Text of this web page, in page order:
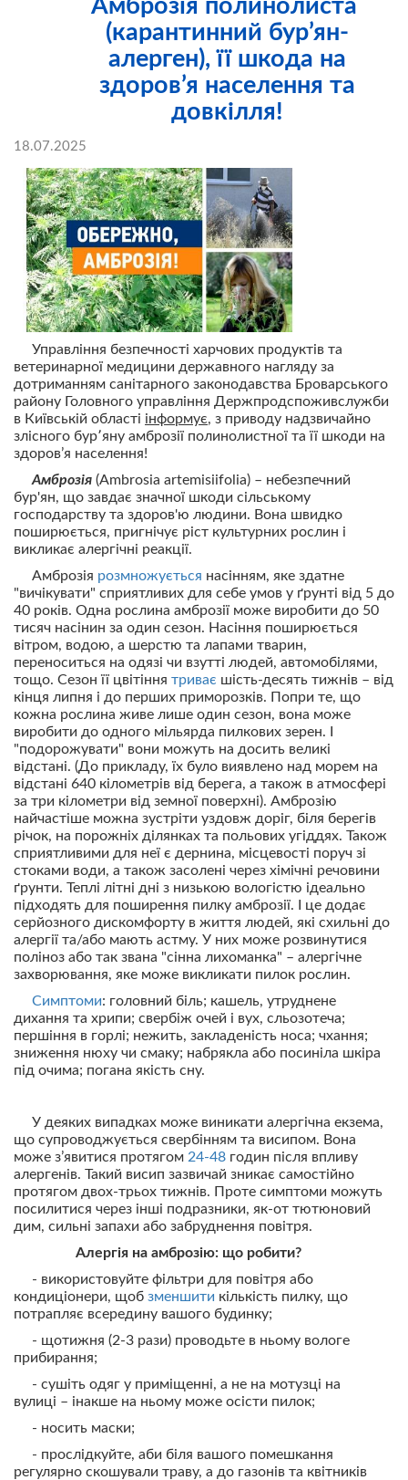
Амброзія полинолиста
(карантинний бур’ян-
алерген), її шкода на
здоров’я населення та
довкілля!
18.07.2025
Управління безпечності харчових продуктів та
ветеринарної медицини державного нагляду за
дотриманням санітарного законодавства Броварського
району Головного управління Держпродспоживслужби
в Київській області інформує, з приводу надзвичайно
злісного бур՚яну амброзії полинолистної та її шкоди на
здоров’я населення!
Амброзія (Ambrosia artemisiifolia) – небезпечний
бур'ян, що завдає значної шкоди сільському
господарству та здоров'ю людини. Вона швидко
поширюється, пригнічує ріст культурних рослин і
викликає алергічні реакції.
Амброзія розмножується насінням, яке здатне
"вичікувати" сприятливих для себе умов у ґрунті від 5 до
40 років. Одна рослина амброзії може виробити до 50
тисяч насінин за один сезон. Насіння поширюється
вітром, водою, а шерстю та лапами тварин,
переноситься на одязі чи взутті людей, автомобілями,
тощо. Сезон її цвітіння триває шість-десять тижнів – від
кінця липня і до перших приморозків. Попри те, що
кожна рослина живе лише один сезон, вона може
виробити до одного мільярда пилкових зерен. І
"подорожувати" вони можуть на досить великі
відстані. (До прикладу, їх було виявлено над морем на
відстані 640 кілометрів від берега, а також в атмосфері
за три кілометри від земної поверхні). Амброзію
найчастіше можна зустріти уздовж доріг, біля берегів
річок, на порожніх ділянках та польових угіддях. Також
сприятливими для неї є дернина, місцевості поруч зі
стоками води, а також засолені через хімічні речовини
ґрунти. Теплі літні дні з низькою вологістю ідеально
підходять для поширення пилку амброзії. І це додає
серйозного дискомфорту в життя людей, які схильні до
алергії та/або мають астму. У них може розвинутися
поліноз або так звана "сінна лихоманка" – алергічне
захворювання, яке може викликати пилок рослин.
Симптоми: головний біль; кашель, утруднене
дихання та хрипи; свербіж очей і вух, сльозотеча;
першіння в горлі; нежить, закладеність носа; чхання;
зниження нюху чи смаку; набрякла або посиніла шкіра
під очима; погана якість сну.
У деяких випадках може виникати алергічна екзема,
що супроводжується свербінням та висипом. Вона
може з’явитися протягом 24-48 годин після впливу
алергенів. Такий висип зазвичай зникає самостійно
протягом двох-трьох тижнів. Проте симптоми можуть
посилитися через інші подразники, як-от тютюновий
дим, сильні запахи або забруднення повітря.
Алергія на амброзію: що робити?
- використовуйте фільтри для повітря або
кондиціонери, щоб зменшити кількість пилку, що
потрапляє всередину вашого будинку;
- щотижня (2-3 рази) проводьте в ньому вологе
прибирання;
- сушіть одяг у приміщенні, а не на мотузці на
вулиці – інакше на ньому може осісти пилок;
- носить маски;
- прослідкуйте, аби біля вашого помешкання
регулярно скошували траву, а до газонів та квітників